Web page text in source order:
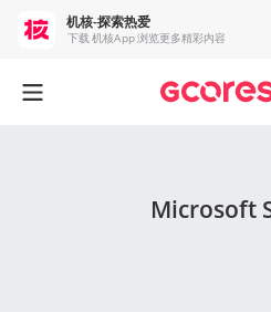
Microsoft
机核-探索热爱
下载 机核App 浏览更多精彩内容